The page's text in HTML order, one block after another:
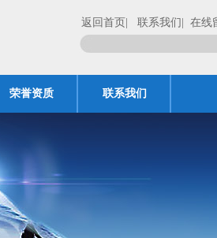
返回首页 | 联系我们 | 在线
荣誉资质 联系我们